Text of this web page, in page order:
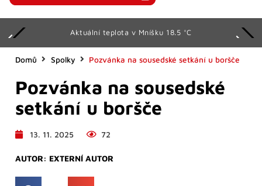
Aktuální teplota v Mníšku 18.5 °C
Domů Spolky Pozvánka na sousedské setkání u boršče
Pozvánka na sousedské
setkání u boršče
13. 11. 2025 72
AUTOR: EXTERNÍ AUTOR